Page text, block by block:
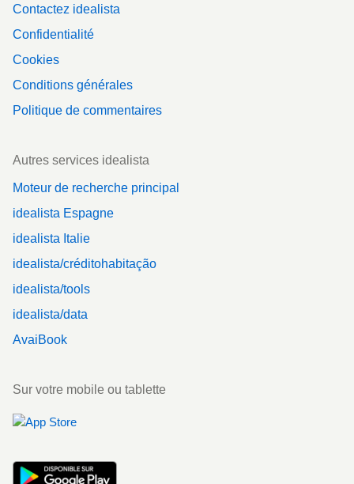
Contactez idealista
Confidentialité
Cookies
Conditions générales
Politique de commentaires
Autres services idealista
Moteur de recherche principal
idealista Espagne
idealista Italie
idealista/créditohabitação
idealista/tools
idealista/data
AvaiBook
Sur votre mobile ou tablette